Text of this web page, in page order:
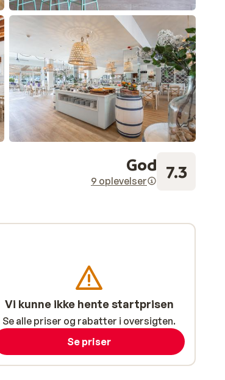
God
9 oplevelser 7.3
Vi kunne ikke hente startprisen
Se alle priser og rabatter i oversigten.
Se priser